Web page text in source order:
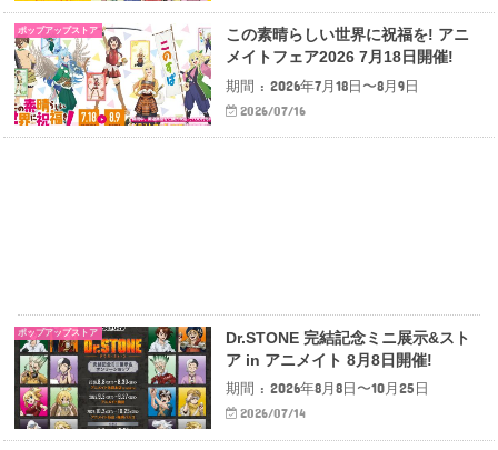
ポップアップストア
この素晴らしい世界に祝福を! アニ
メイトフェア2026 7月18日開催!
期間 : 2026年7月18日〜8月9日
2026/07/16
ポップアップストア
Dr.STONE 完結記念ミニ展示&スト
ア in アニメイト 8月8日開催!
期間 : 2026年8月8日〜10月25日
2026/07/14